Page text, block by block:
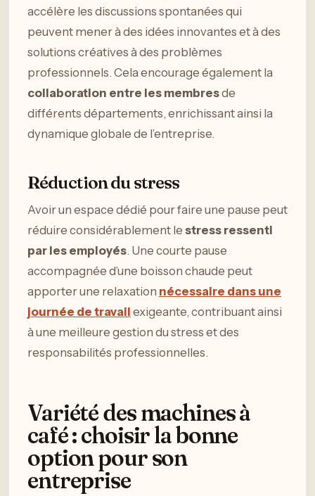
accélère les discussions spontanées qui
peuvent mener à des idées innovantes et à des
solutions créatives à des problèmes
professionnels. Cela encourage également la
collaboration entre les membresde
différents départements, enrichissant ainsi la
dynamique globale de l’entreprise.
Réduction du stress
Avoir un espace dédié pour faire une pause peut
réduire considérablement le stress ressenti
par les employés. Une courte pause
accompagnée d’une boisson chaude peut
apporter une relaxation nécessaire dans une
journée de travail exigeante, contribuant ainsi
à une meilleure gestion du stress et des
responsabilités professionnelles.
Variété des machines à
café : choisir la bonne
option pour son
entreprise